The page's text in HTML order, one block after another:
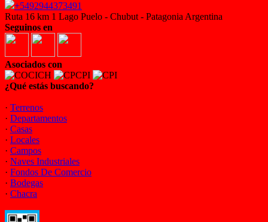
+5492944373491
Ruta 16 km 1 Lago Puelo - Chubut - Patagonia Argentina
Seguinos en
Asociados con
¿Qué estás buscando?
· Terrenos
· Departamentos
· Casas
· Locales
· Campos
· Naves Industriales
· Fondos De Comercio
· Bodegas
· Chacra